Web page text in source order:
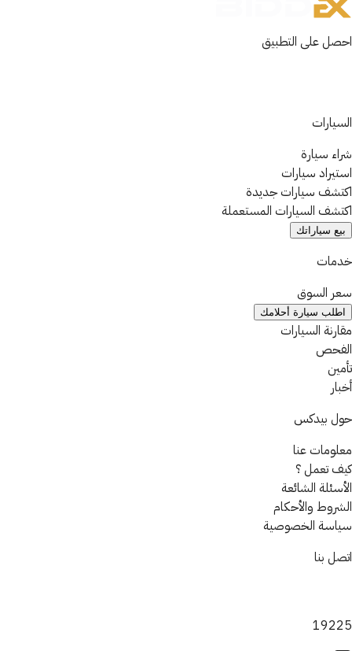
احصل على التطبيق
السيارات
شراء سيارة
استيراد سيارات
اكتشف سيارات جديدة
اكتشف السيارات المستعملة
بيع سياراتك
خدمات
سعر السوق
اطلب سيارة أحلامك
مقارنة السيارات
الفحص
تأمين
أخبار
حول بيدكس
معلومات عنا
كيف تعمل ؟
الأسئلة الشائعة
الشروط والأحكام
سياسة الخصوصية
اتصل بنا
19225